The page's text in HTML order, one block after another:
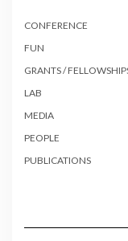
CONFERENCE
FUN
GRANTS /
LAB
MEDIA
PEOPLE
PUBLICATIONS